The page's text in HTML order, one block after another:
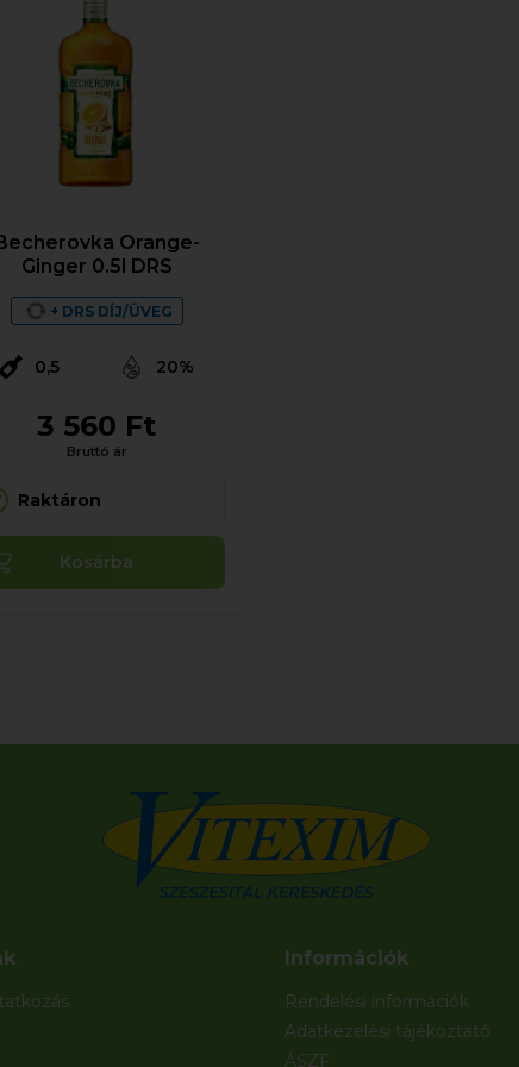
Orange-
Ginger 0.5l DRS
+ DRS DÍJ/ÜVEG
0,5 20%
3 560 Ft
Bruttó ár
Raktáron
Kosárba
Információk
Rendelési információk
Adatkezelési tájékoztató
ÁSZF